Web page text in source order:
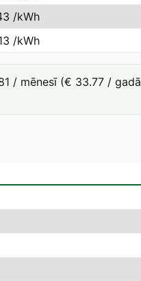
/kWh
/kWh
/ mēnesī (€ 33.77 / gadā